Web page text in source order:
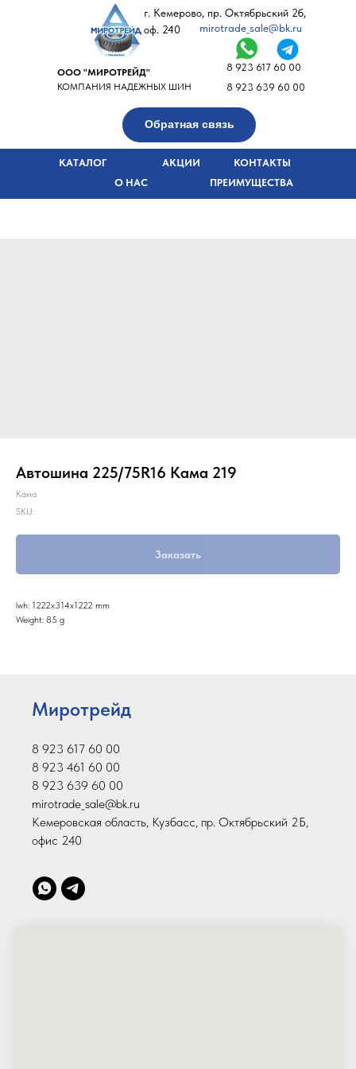
г. Кемерово, пр. Октябрьский 2б,
оф. 240
8 923 617 60 00
8 923 639 60 00
mirotrade_sale@bk.ru
Обратная связь
КАТАЛОГ
АКЦИИ
О НАС
КОНТАКТЫ
ПРЕИМУЩЕСТВА
ООО "МИРОТРЕЙД"
КОМПАНИЯ НАДЕЖНЫХ ШИН
Автошина 225/75R16 Кама 219
Кама
SKU:
Заказать
lwh: 1222x314x1222 mm
Weight: 85 g
Миротрейд
8 923 617 60 00
8 923 461 60 00
8 923 639 60 00
mirotrade_sale@bk.ru
Кемеровская область, Кузбасс, пр. Октябрьский 2Б,
офис 240